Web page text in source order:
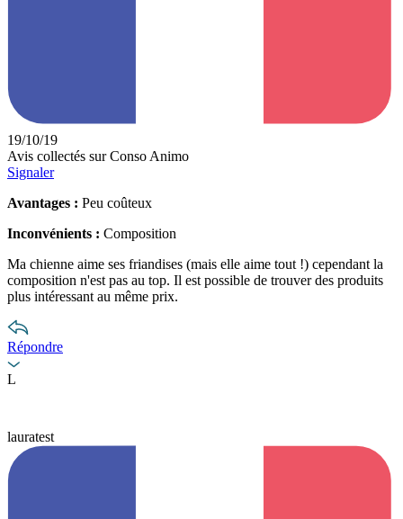
19/10/19
Avis collectés sur Conso Animo
Signaler
Avantages : Peu coûteux
Inconvénients : Composition
Ma chienne aime ses friandises (mais elle aime tout !) cependant la
composition n'est pas au top. Il est possible de trouver des produits
plus intéressant au même prix.
Répondre
L
lauratest